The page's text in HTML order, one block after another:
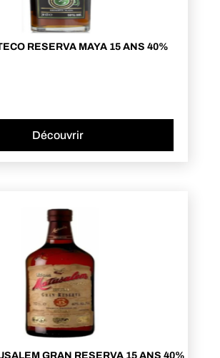
RESERVA MAYA 15 ANS 40%
Découvrir
GRAN RESERVA 15 ANS 40%